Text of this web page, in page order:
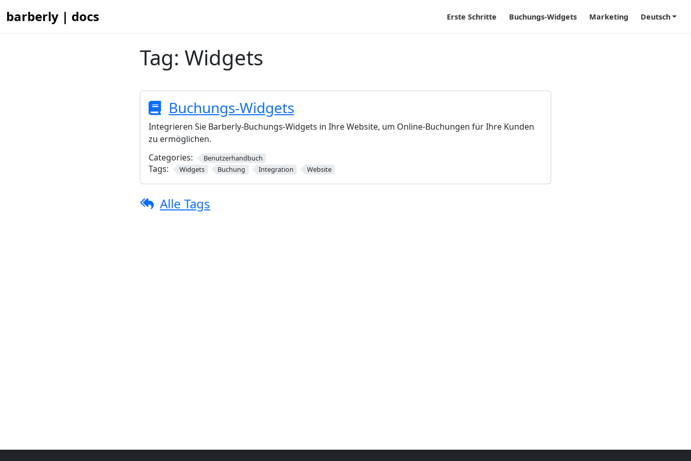
barberly | docs Erste Schritte Buchungs-Widgets Marketing Deutsch
Tag: Widgets
Buchungs-Widgets
Integrieren Sie Barberly-Buchungs-Widgets in Ihre Website, um Online-Buchungen für Ihre Kunden
zu ermöglichen.
Categories:
Benutzerhandbuch
Tags: Widgets Buchung Integration Website
Alle Tags